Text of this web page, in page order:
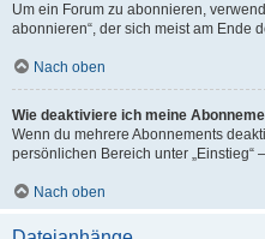
Um ein Forum zu abonnieren,
abonnieren“, der sich meist am Ende
Nach oben
Wie deaktiviere ich meine
Wenn du mehrere Abonnements
persönlichen Bereich unter „Einstieg“
Nach oben